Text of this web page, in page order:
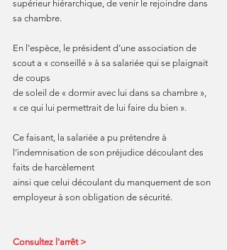
supérieur hiérarchique, de venir le rejoindre dans
sa chambre.
En l’espèce, le président d’une association de
scout a « conseillé » à sa salariée qui se plaignait
de coups
de soleil de « dormir avec lui dans sa chambre »,
« ce qui lui permettrait de lui faire du bien ».
Ce faisant, la salariée a pu prétendre à
l’indemnisation de son préjudice découlant des
faits de harcèlement
ainsi que celui découlant du manquement de son
employeur à son obligation de sécurité.
Consultez l'arrêt >